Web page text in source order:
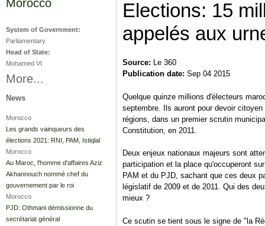
Elections: 15
appelés aux
Source: Le 360
Publication date: Sep 04 2015
Quelque quinze millions d'électeurs
septembre. Ils auront pour devoir
régions, dans un premier scrutin
Constitution, en 2011.
Deux enjeux nationaux majeurs sont
participation et la place qu'occuperont
PAM et du PJD, sachant que ces deux
législatif de 2009 et de 2011. Qui des
mieux ?
Ce scutin se tient sous le signe de "la
Morocco
System of Government:
Parliamentary
Head of State:
Mohamed VI
More...
News
Morocco
Les grands vainqueurs des
élections 2021: RNI, PAM, Istiqlal
Morocco
Au Maroc, l'homme d'affaires Aziz
Akhannouch nommé chef du
gouvernement par le roi
Morocco
PJD: Othmani démissionne du
secrétariat général